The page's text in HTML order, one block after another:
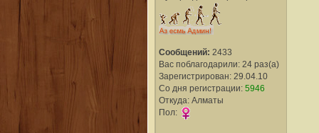
Сообщений: 2433
Вас поблагодарили: 24 раз(а)
Зарегистрирован: 29.04.10
Со дня регистрации: 5946
Откуда: Алматы
Пол: